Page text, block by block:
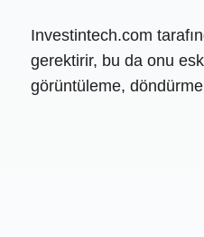
Investintech.com
gerektirir, bu da onu
görüntüleme,